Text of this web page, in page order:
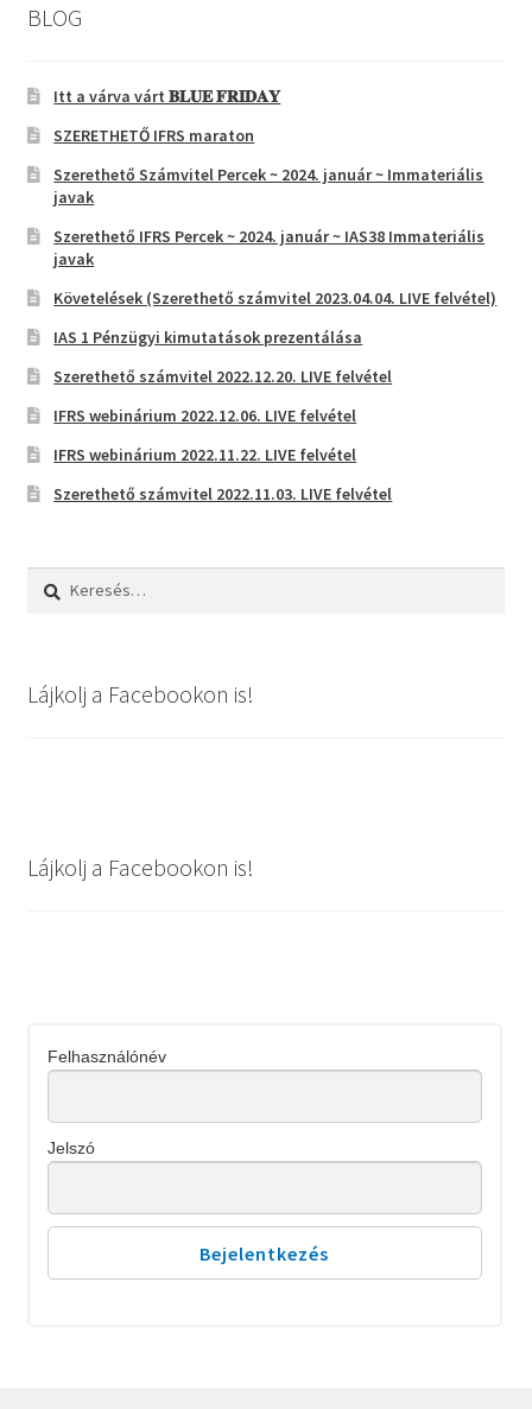
BLOG
Itt a várva várt 𝐁𝐋𝐔𝐄 𝐅𝐑𝐈𝐃𝐀𝐘
SZERETHETŐ IFRS maraton
Szerethető Számvitel Percek ~ 2024. január ~ Immateriális
javak
Szerethető IFRS Percek ~ 2024. január ~ IAS38 Immateriális
javak
Követelések (Szerethető számvitel 2023.04.04. LIVE felvétel)
IAS 1 Pénzügyi kimutatások prezentálása
Szerethető számvitel 2022.12.20. LIVE felvétel
IFRS webinárium 2022.12.06. LIVE felvétel
IFRS webinárium 2022.11.22. LIVE felvétel
Szerethető számvitel 2022.11.03. LIVE felvétel
Keresés:
Lájkolj a Facebookon is!
Lájkolj a Facebookon is!
Felhasználónév
Jelszó